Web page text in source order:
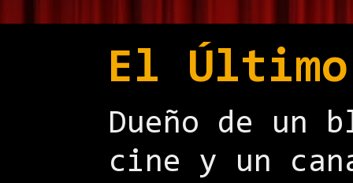
El
Dueño de un
cine y un